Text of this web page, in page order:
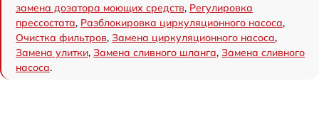
замена дозатора моющих средств, Регулировка
прессостата, Разблокировка циркуляционного насоса,
Очистка фильтров, Замена циркуляционного насоса,
Замена улитки, Замена сливного шланга, Замена сливного
насоса.